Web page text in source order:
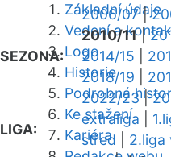
Základní údaje
Vedení a
Logo
Historie
Podrobná
Ke stažení
Kariéra
SEZONA:
2006/07|
2010/11|
2014/15
2018/19
2022/23|
LIGA:
extraliga
střed
2.liga